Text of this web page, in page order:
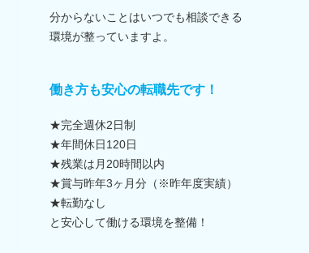
分からないことはいつでも相談できる
環境が整っていますよ。
働き方も安心の転職先です！
★完全週休2日制
★年間休日120日
★残業は月20時間以内
★賞与昨年3ヶ月分（※昨年度実績）
★転勤なし
と安心して働ける環境を整備！